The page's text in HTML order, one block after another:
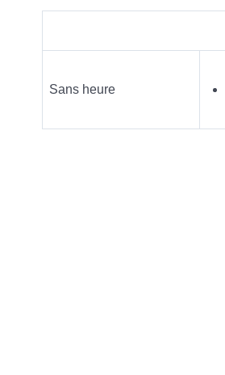
Sans heure